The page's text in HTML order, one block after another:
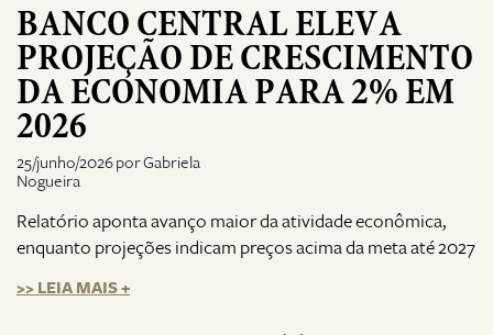
BANCO CENTRAL ELEVA
PROJEÇÃO DE CRESCIMENTO
DA ECONOMIA PARA 2% EM
2026
25/junho/2026 por Gabriela
Nogueira
Relatório aponta avanço maior da atividade econômica,
enquanto projeções indicam preços acima da meta até 2027
>> LEIA MAIS +